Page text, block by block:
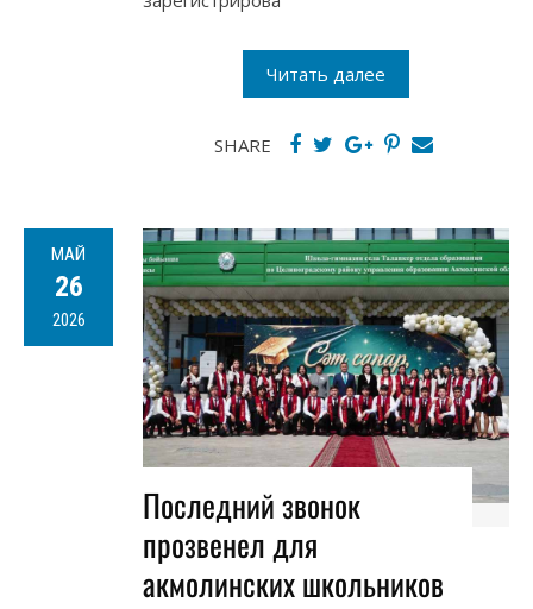
Читать далее
SHARE
МАЙ
26
2026
Последний звонок
прозвенел для
акмолинских школьников